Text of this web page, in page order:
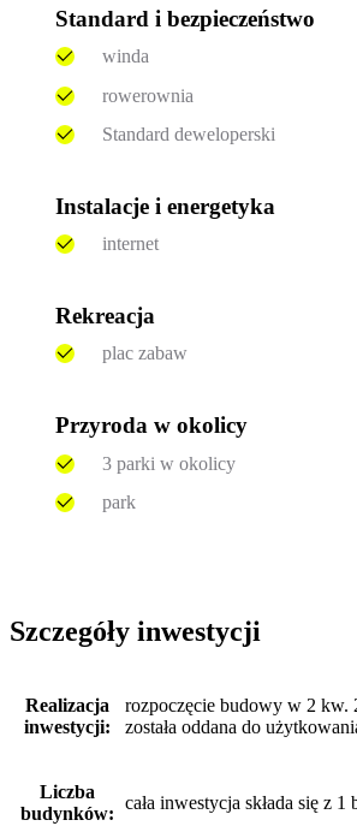
Standard i bezpieczeństwo
winda
rowerownia
Standard deweloperski
Instalacje i energetyka
internet
Rekreacja
plac zabaw
Przyroda w okolicy
3 parki w okolicy
park
Szczegóły inwestycji
Realizacja
inwestycji:
rozpoczęcie budowy w 2 kw.
została oddana do
Liczba
budynków:
cała inwestycja składa się z 1